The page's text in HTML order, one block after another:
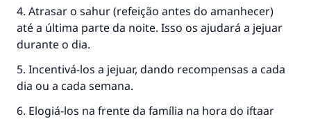
4. Atrasar o sahur (refeição antes do amanhecer)
até a última parte da noite. Isso os ajudará a jejuar
durante o dia.
5. Incentivá-los a jejuar, dando recompensas a cada
dia ou a cada semana.
6. Elogiá-los na frente da família na hora do iftaar